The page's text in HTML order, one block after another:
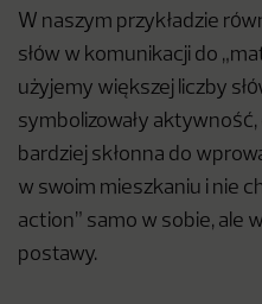
W naszym przykładzie
słów w komunikacji do
użyjemy większej liczby
symbolizowały aktywność,
bardziej skłonna do
w swoim mieszkaniu i nie
action” samo w sobie, ale
postawy.